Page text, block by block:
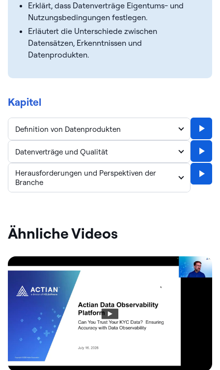
Erklärt, dass Datenverträge Eigentums- und
Nutzungsbedingungen festlegen.
Erläutert die Unterschiede zwischen
Datensätzen, Erkenntnissen und
Datenprodukten.
Kapitel
Definition von Datenprodukten
Datenverträge und Qualität
Herausforderungen und Perspektiven der
Branche
Ähnliche Videos